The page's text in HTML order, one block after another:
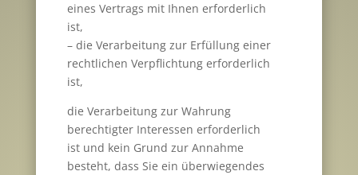
eines Vertrags mit Ihnen erforderlich
ist,
– die Verarbeitung zur Erfüllung einer
rechtlichen Verpflichtung erforderlich
ist,
die Verarbeitung zur Wahrung
berechtigter Interessen erforderlich
ist und kein Grund zur Annahme
besteht, dass Sie ein überwiegendes